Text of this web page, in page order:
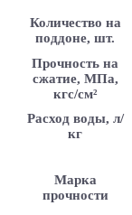
Количество на
поддоне, шт.
Прочность на
сжатие, МПа,
кгс/см²
Расход воды, л/
кг
Марка
прочности